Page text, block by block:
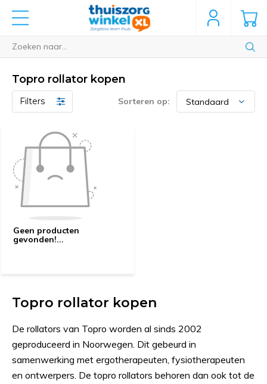
Topro rollator kopen
Filters Sorteren op:
Geen producten
gevonden!...
Topro rollator kopen
De rollators van Topro worden al sinds 2002
geproduceerd in Noorwegen. Dit gebeurd in
samenwerking met ergotherapeuten, fysiotherapeuten
en ontwerpers. De topro rollators behoren dan ook tot de